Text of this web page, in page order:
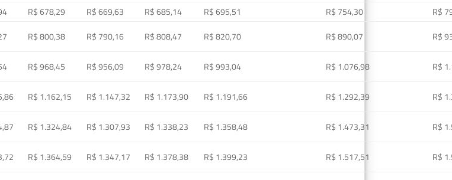
R$ 678,29 R$ 669,63 R$ 685,14 R$ 695,51 R$ 754,30
R$
R$ 800,38 R$ 790,16 R$ 808,47 R$ 820,70 R$ 890,07
R$
R$ 968,45 R$ 956,09 R$ 978,24 R$ 993,04 R$ 1.076,98
R$
R$ 1.162,15 R$ 1.147,32 R$ 1.173,90 R$ 1.191,66 R$ 1.292,39
R$
R$ 1.324,84 R$ 1.307,93 R$ 1.338,23 R$ 1.358,48 R$ 1.473,31
R$
R$ 1.364,59 R$ 1.347,17 R$ 1.378,38 R$ 1.399,23 R$ 1.517,51
R$